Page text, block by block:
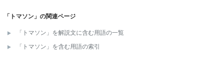
「トマソン」の関連ページ
「トマソン」を解説文に含む用語の一覧
「トマソン」を含む用語の索引